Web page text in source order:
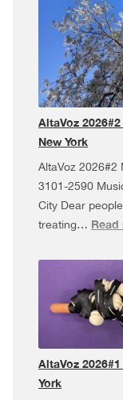
·
Dúa
da
Pel
USA
Tour,
and
AltaVoz
New York
AltaVoz 2026#2
3101-2590
City Dear
treating… Read
AltaVoz
York